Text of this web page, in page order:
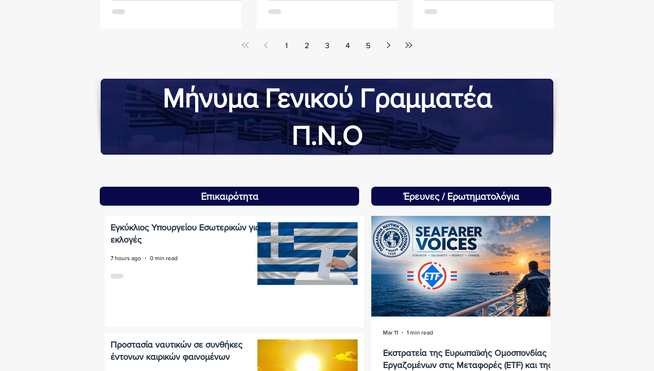
1 2 3 4 5
Μήνυμα Γενικού Γραμματέα
Π.Ν.Ο
Επικαιρότητα
Εγκύκλιος Υπουργείου Εσωτερικών για
εκλογές
7 hours ago 0 min read
Προστασία ναυτικών σε συνθήκες
έντονων καιρικών φαινομένων
Έρευνες / Ερωτηματολόγια
Εκστρατεία της Ευρωπαϊκής Ομοσπονδίας
Εργαζομένων στις Μεταφορές (ETF) και της
Mar 11 1 min read